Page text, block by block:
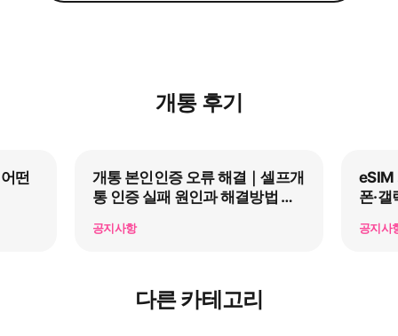
개통 후기
떤
개통 본인인증 오류 해결｜셀프개
통 인증 실패 원인과 해결방법 총
공지사항
eSIM
폰·
공지사
다른 카테고리